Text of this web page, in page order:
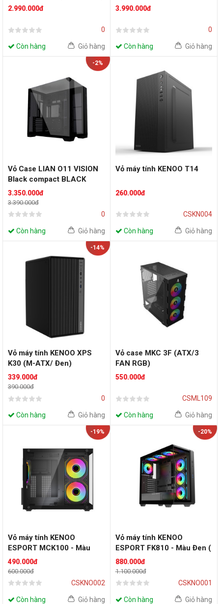
2.990.000đ
0
Còn hàng Giỏ hàng
O11DERGBX (EATX/Full
3.990.000đ
0
Còn hàng Giỏ hàng
-2%
Vỏ Case LIAN O11 VISION
Black compact BLACK
(ATX, Màu Đen)
3.350.000đ
3.390.000đ
0
Còn hàng Giỏ hàng
Vỏ máy tính KENOO T14
260.000đ
CSKN004
Còn hàng Giỏ hàng
-14%
Vỏ máy tính KENOO XPS
K30 (M-ATX/ Đen)
339.000đ
390.000đ
0
Còn hàng Giỏ hàng
Vỏ case MKC 3F (ATX/3
FAN RGB)
550.000đ
CSML109
Còn hàng Giỏ hàng
-19%
Vỏ máy tính KENOO
ESPORT MCK100 - Màu
Đen ( No Fan)
490.000đ
600.000đ
CSKNO002
Còn hàng Giỏ hàng
-20%
Vỏ máy tính KENOO
ESPORT FK810 - Màu Đen (
không fan)
880.000đ
1.100.000đ
CSKNO001
Còn hàng Giỏ hàng